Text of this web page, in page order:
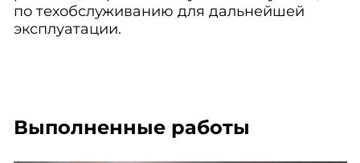
по техобслуживанию для дальнейшей
эксплуатации.
Выполненные работы